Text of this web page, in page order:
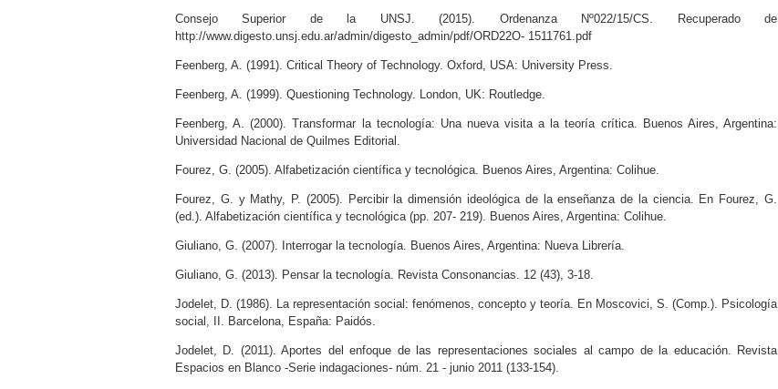
Consejo Superior de la UNSJ. (2015). Ordenanza Nº022/15/CS. Recuperado de
http://www.digesto.unsj.edu.ar/admin/digesto_admin/pdf/ORD22O- 1511761.pdf
Feenberg, A. (1991). Critical Theory of Technology. Oxford, USA: University Press.
Feenberg, A. (1999). Questioning Technology. London, UK: Routledge.
Feenberg, A. (2000). Transformar la tecnología: Una nueva visita a la teoría crítica. Buenos Aires, Argentina:
Universidad Nacional de Quilmes Editorial.
Fourez, G. (2005). Alfabetización científica y tecnológica. Buenos Aires, Argentina: Colihue.
Fourez, G. y Mathy, P. (2005). Percibir la dimensión ideológica de la enseñanza de la ciencia. En Fourez, G.
(ed.). Alfabetización científica y tecnológica (pp. 207- 219). Buenos Aires, Argentina: Colihue.
Giuliano, G. (2007). Interrogar la tecnología. Buenos Aires, Argentina: Nueva Librería.
Giuliano, G. (2013). Pensar la tecnología. Revista Consonancias. 12 (43), 3-18.
Jodelet, D. (1986). La representación social: fenómenos, concepto y teoría. En Moscovici, S. (Comp.). Psicología
social, II. Barcelona, España: Paidós.
Jodelet, D. (2011). Aportes del enfoque de las representaciones sociales al campo de la educación. Revista
Espacios en Blanco -Serie indagaciones- núm. 21 - junio 2011 (133-154).